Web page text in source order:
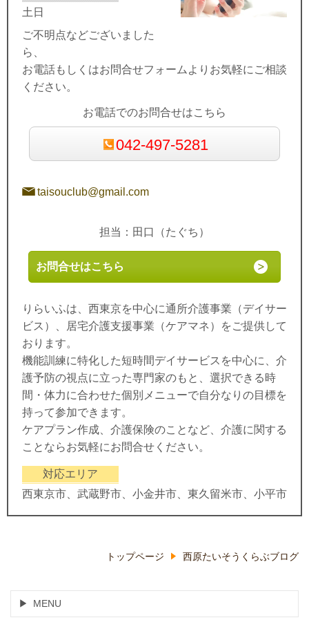
土日
ご不明点などございました
ら、
お電話もしくはお問合せフォームよりお気軽にご相談
ください。
お電話でのお問合せはこちら
042-497-5281
taisouclub@gmail.com
担当：田口（たぐち）
お問合せはこちら
りらいふは、西東京を中心に通所介護事業（デイサー
ビス）、居宅介護支援事業（ケアマネ）をご提供して
おります。
機能訓練に特化した短時間デイサービスを中心に、介
護予防の視点に立った専門家のもと、選択できる時
間・体力に合わせた個別メニューで自分なりの目標を
持って参加できます。
ケアプラン作成、介護保険のことなど、介護に関する
ことならお気軽にお問合せください。
対応エリア
西東京市、武蔵野市、小金井市、東久留米市、小平市
トップページ 西原たいそうくらぶブログ
MENU